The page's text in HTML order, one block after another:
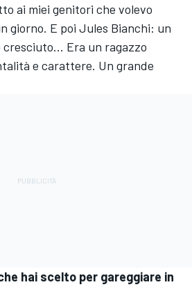
ai miei genitori che volevo
giorno. E poi Jules Bianchi: un
cresciuto... Era un ragazzo
e carattere. Un grande
hai scelto per gareggiare in